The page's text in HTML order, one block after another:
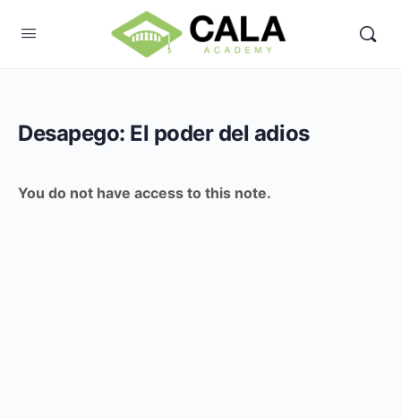
Desapego: El poder del adios
You do not have access to this note.